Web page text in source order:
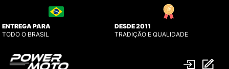
ENTREGA PARA
TODO O BRASIL
DESDE 2011
TRADIÇÃO E QUALIDADE